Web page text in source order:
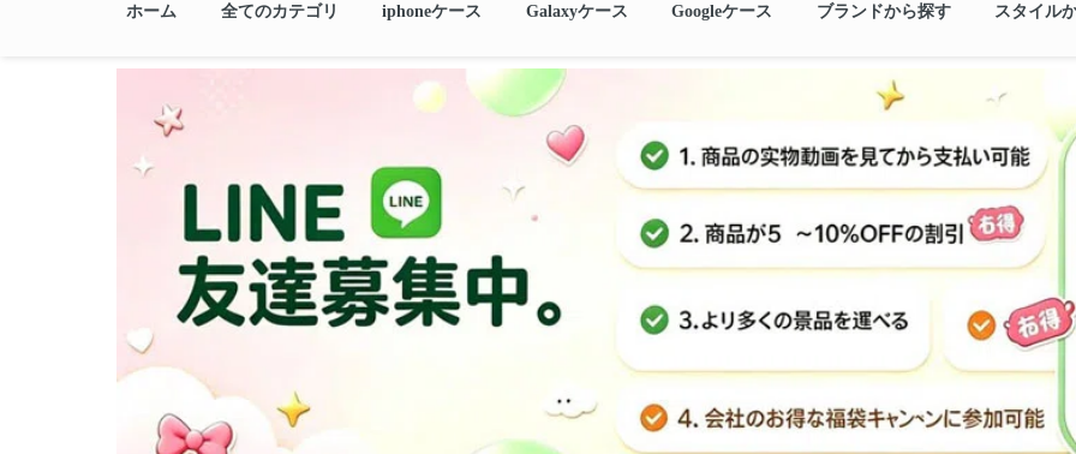
ホーム 全てのカテゴリ iphoneケース Galaxyケース Googleケース ブランドから探す スタイル